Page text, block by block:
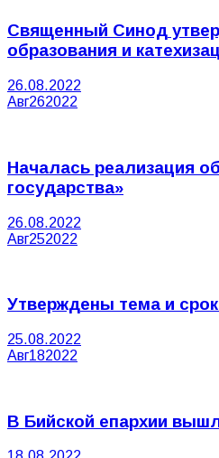
Священный Синод
образования и
26.08.2022
Авг262022
Началась реализация
государства»
26.08.2022
Авг252022
Утверждены тема и
25.08.2022
Авг182022
В Бийской епархии